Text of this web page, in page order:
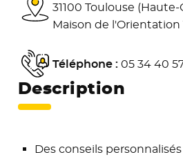
31100 Toulouse
Maison de
Téléphone :05 34 40
Description
Des conseils